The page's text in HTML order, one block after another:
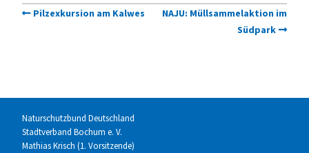
Pilzexkursion am Kalwes
NAJU: Müllsammelaktion im
Südpark
Naturschutzbund Deutschland
Stadtverband Bochum e. V.
Mathias Krisch (1. Vorsitzende)